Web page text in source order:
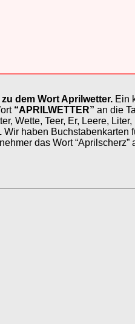
dem Wort Aprilwetter. Ein
“APRILWETTER” an die
Wette, Teer, Er, Leere,
Wir haben Buchstabenkarten
das Wort